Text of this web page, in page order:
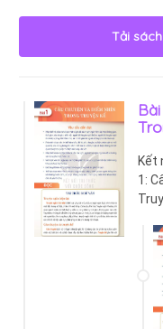
Tải sách
Kết
1: